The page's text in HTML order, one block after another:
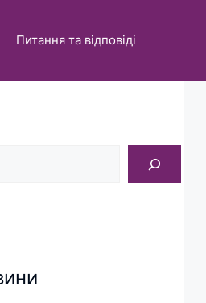
Питання та відповіді